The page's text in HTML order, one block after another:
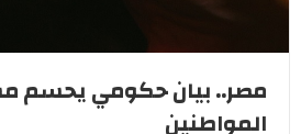
مصر.. بيان حكومي يحسم
المواطنين